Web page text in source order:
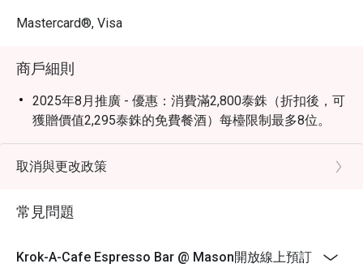
Mastercard®, Visa
商戶細則
2025年8月推廣 - 優惠：消費滿2,800泰銖（折扣後，可
獲贈價值2,295泰銖的免費餐酒）每檯限制最多8位。
取消與更改政策
常見問題
Krok-A-Cafe Espresso Bar @ Mason開放線上預訂